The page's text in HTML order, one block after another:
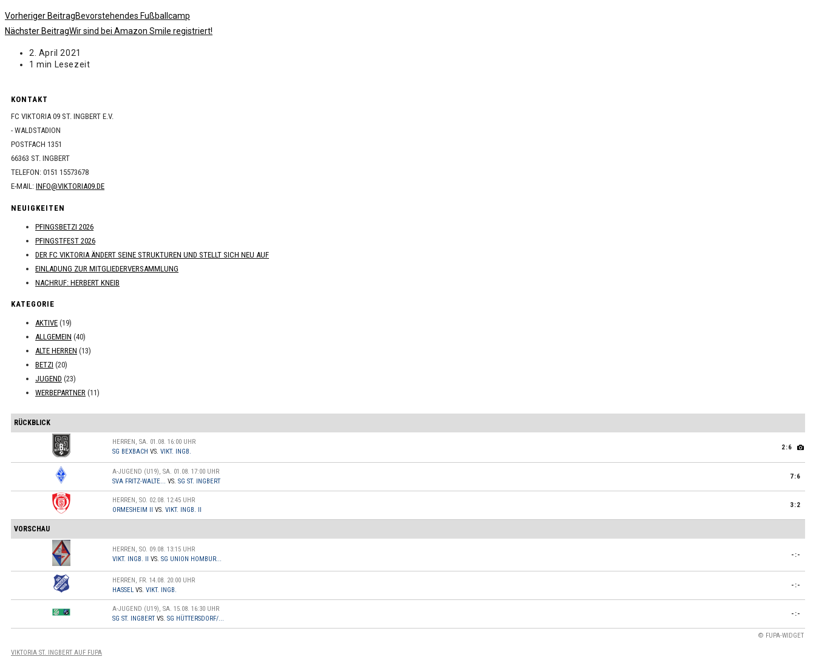
Weitere
Artikel
ansehen
Vorheriger BeitragBevorstehendes Fußballcamp
Nächster BeitragWir sind bei Amazon Smile registriert!
Beitrag
veröffentlicht:
2. April 2021
Lesedauer:
1 min Lesezeit
KONTAKT
FC VIKTORIA 09 ST. INGBERT E.V.
- WALDSTADION
POSTFACH 1351
66363 ST. INGBERT
TELEFON: 0151 15573678
E-MAIL: INFO@VIKTORIA09.DE
NEUIGKEITEN
PFINGSBETZI 2026
PFINGSTFEST 2026
DER FC VIKTORIA ÄNDERT SEINE STRUKTUREN UND STELLT SICH NEU AUF
EINLADUNG ZUR MITGLIEDERVERSAMMLUNG
NACHRUF: HERBERT KNEIB
KATEGORIE
AKTIVE (19)
ALLGEMEIN (40)
ALTE HERREN (13)
BETZI (20)
JUGEND (23)
WERBEPARTNER (11)
RÜCKBLICK
HERREN, SA. 01.08. 16:00 UHR
SG BEXBACH VS. VIKT. INGB.
2:6
A-JUGEND (U19), SA. 01.08. 17:00 UHR
SVA FRITZ-WALTE... VS. SG ST. INGBERT
7:6
HERREN, SO. 02.08. 12:45 UHR
ORMESHEIM II VS. VIKT. INGB. II
3:2
VORSCHAU
HERREN, SO. 09.08. 13:15 UHR
VIKT. INGB. II VS. SG UNION HOMBUR...
-:-
HERREN, FR. 14.08. 20:00 UHR
HASSEL VS. VIKT. INGB.
-:-
A-JUGEND (U19), SA. 15.08. 16:30 UHR
SG ST. INGBERT VS. SG HÜTTERSDORF/...
-:-
© FUPA-WIDGET
VIKTORIA ST. INGBERT AUF FUPA